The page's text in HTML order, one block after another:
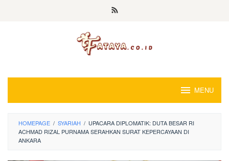
MENU
HOMEPAGE / SYARIAH / UPACARA DIPLOMATIK: DUTA BESAR RI
ACHMAD RIZAL PURNAMA SERAHKAN SURAT KEPERCAYAAN DI
ANKARA